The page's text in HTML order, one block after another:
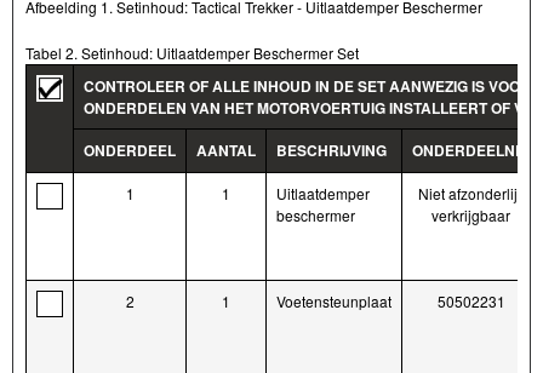
Afbeelding 1. Setinhoud: Tactical Trekker - Uitlaatdemper Beschermer
Tabel 2. Setinhoud: Uitlaatdemper Beschermer Set
CONTROLEER OF ALLE INHOUD IN DE SET AANWEZIG IS
ONDERDELEN VAN HET MOTORVOERTUIG INSTALLEERT OF
ONDERDEEL
AANTAL BESCHRIJVING ONDERDEELNR.
1 1
Uitlaatdemper
beschermer
Niet afzonderlijk
verkrijgbaar
2 1 Voetensteunplaat 50502231